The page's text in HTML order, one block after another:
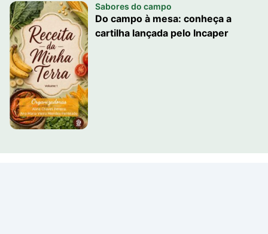
Sabores do campo
Do campo à mesa: conheça a
cartilha lançada pelo Incaper